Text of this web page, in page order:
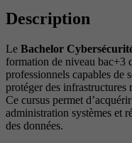
Description
Le Bachelor
formation de niveau bac+3
professionnels capables de
protéger des infrastructures
Ce cursus permet
administration systèmes et
des données.